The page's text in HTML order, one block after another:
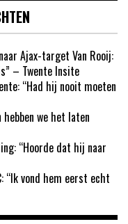
Ajax-target Van Rooij:
– Twente Insite
“Had hij nooit moeten
we het laten
“Hoorde dat hij naar
“Ik vond hem eerst echt